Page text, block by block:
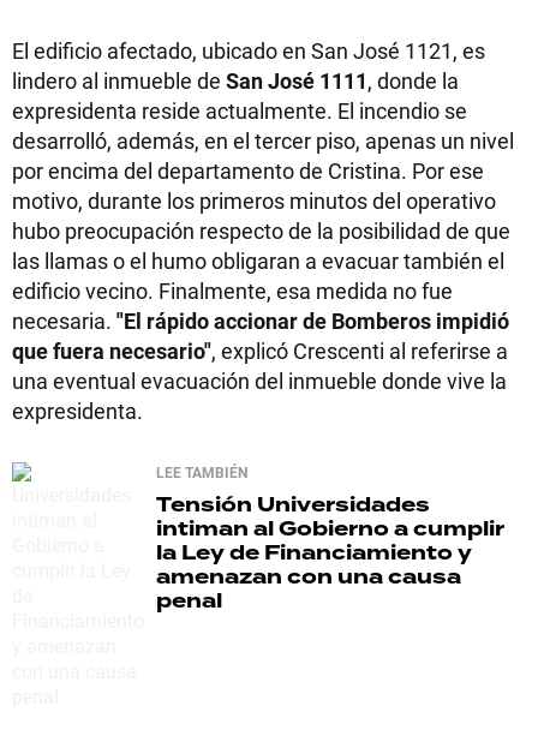
El edificio afectado, ubicado en San José 1121, es
lindero al inmueble de San José 1111, donde la
expresidenta reside actualmente. El incendio se
desarrolló, además, en el tercer piso, apenas un nivel
por encima del departamento de Cristina. Por ese
motivo, durante los primeros minutos del operativo
hubo preocupación respecto de la posibilidad de que
las llamas o el humo obligaran a evacuar también el
edificio vecino. Finalmente, esa medida no fue
necesaria. "El rápido accionar de Bomberos impidió
que fuera necesario", explicó Crescenti al referirse a
una eventual evacuación del inmueble donde vive la
expresidenta.
LEE TAMBIÉN
Tensión Universidades
intiman al Gobierno a cumplir
la Ley de Financiamiento y
amenazan con una causa
penal